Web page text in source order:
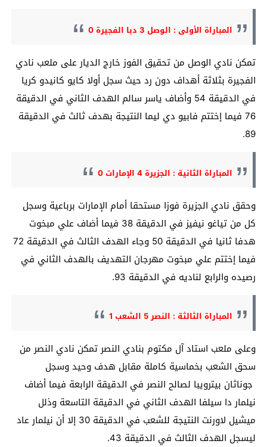
المباراة الأولى : الوصل 3 دبا الفجيرة 0
تمكن نادي الوصل من تحقيق الفوز خارج الديار على ملعب نادي
الفجيرة بثلاثة أهداف دون رد حيث سجل أولا كايو كانيدو كريا
في الدقيقة 54 وأضاف ياسر سالم الهدف الثاني في الدقيقة
76 فيما إختتم فابيو دي ليما النتيجة بهدف ثالث في الدقيقة
89.
المباراة الثانية : الجزيرة 4 الإمارات 0
وحقق نادي الجزيرة فوزا مستحقا أمام الإمارات برباعية وسجل
كل من تياغو نيفيز في الدقيقة 38 فيما أضاف علي مبخوت
هدفا ثانيا في الدقيقة 50 وجاء الهدف الثالث في الدقيقة 72
فيما إختتم علي مبخوت مهرجان التهديف بالهدف الثاني في
رصيده والرابع لناديه في الدقيقة 93.
المباراة الثالثة : النصر 5 الشعب 1
وعلى ملعب استاد آل مكتوم بنادي النصر تمكن نادي النصر من
سحق الشعب بخماسية كاملة مقابل هدف وحيد وسجل
جوناثان بيترويبا لصالح النصر في الدقيقة الرابعة فيما أضاف
نيلمار دا سيلفا الهدف الثاني في الدقيقة التاسعة وذلل
ميشيل لاورنت النتيجة للشعب في الدقيقة 30 إلا أن نيلمار عاد
ليسجل الهدف الثالث في الدقيقة 43.